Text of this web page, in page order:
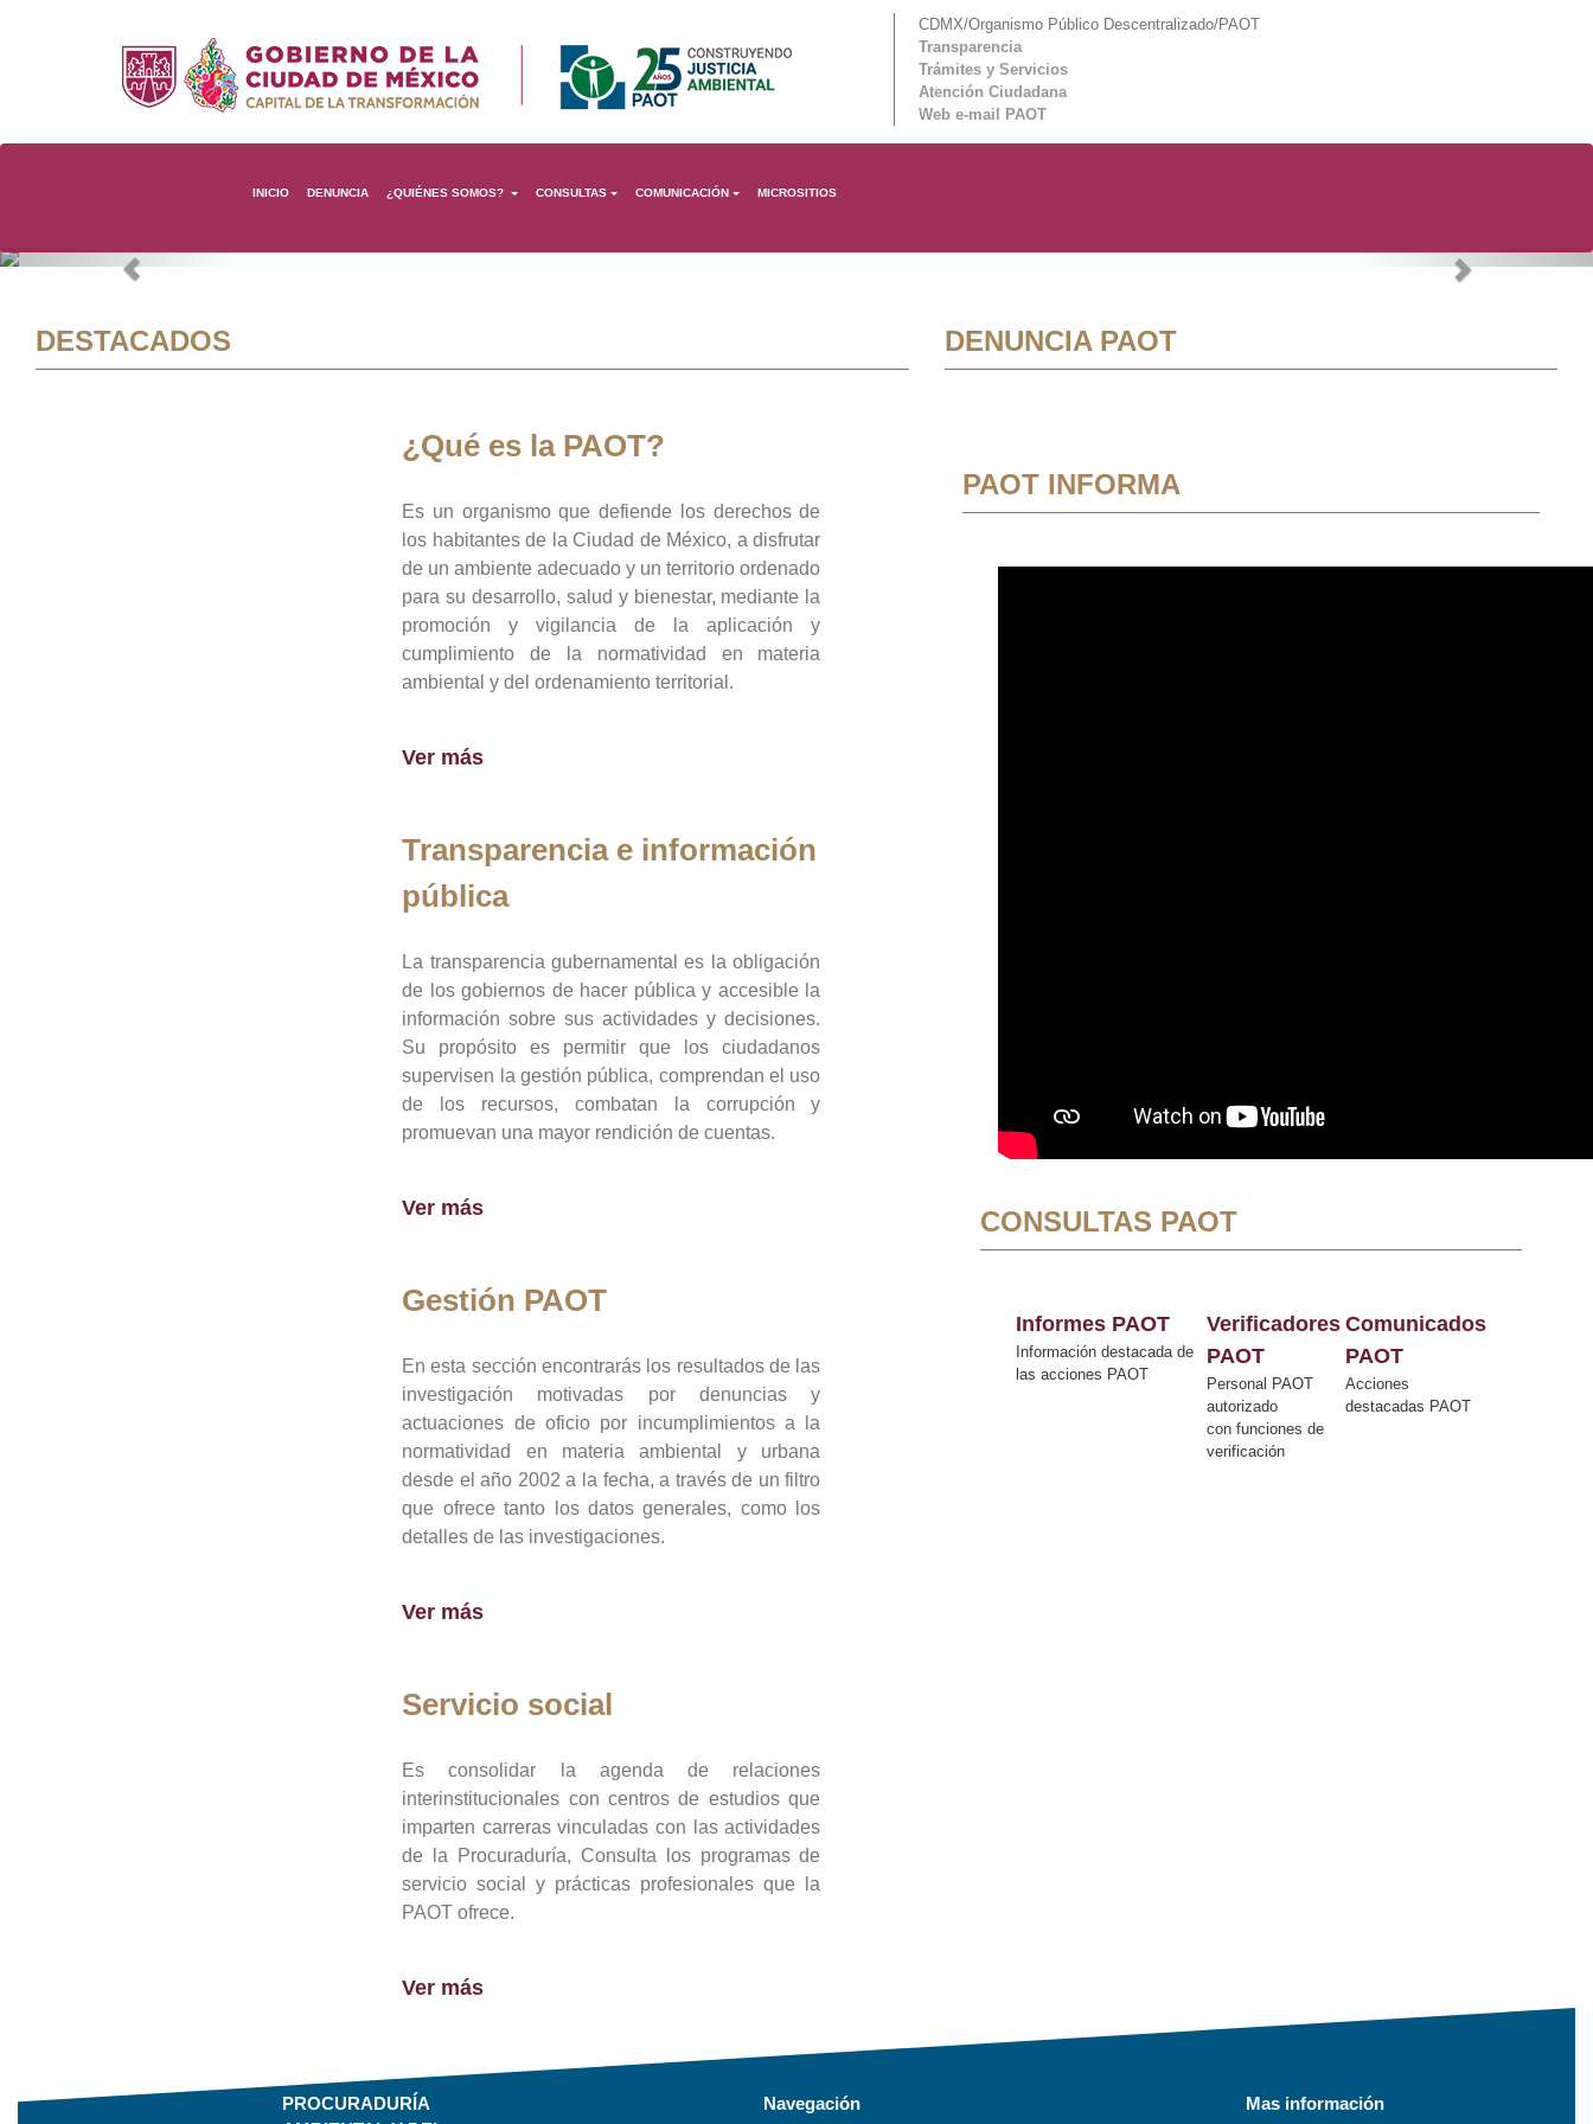
CDMX/Organismo Público Descentralizado/PAOT
Transparencia
Trámites y Servicios
Atención Ciudadana
Web e-mail PAOT
INICIO DENUNCIA ¿QUIÉNES SOMOS? CONSULTAS COMUNICACIÓN MICROSITIOS
Previous Next
DESTACADOS
¿Qué es la PAOT?
Es un organismo que defiende los derechos de
los habitantes de la Ciudad de México, a disfrutar
de un ambiente adecuado y un territorio ordenado
para su desarrollo, salud y bienestar, mediante la
promoción y vigilancia de la aplicación y
cumplimiento de la normatividad en materia
ambiental y del ordenamiento territorial.
Ver más
Transparencia e información
pública
La transparencia gubernamental es la obligación
de los gobiernos de hacer pública y accesible la
información sobre sus actividades y decisiones.
Su propósito es permitir que los ciudadanos
supervisen la gestión pública, comprendan el uso
de los recursos, combatan la corrupción y
promuevan una mayor rendición de cuentas.
Ver más
Gestión PAOT
En esta sección encontrarás los resultados de las
investigación motivadas por denuncias y
actuaciones de oficio por incumplimientos a la
normatividad en materia ambiental y urbana
desde el año 2002 a la fecha, a través de un filtro
que ofrece tanto los datos generales, como los
detalles de las investigaciones.
Ver más
Servicio social
Es consolidar la agenda de relaciones
interinstitucionales con centros de estudios que
imparten carreras vinculadas con las actividades
de la Procuraduría, Consulta los programas de
servicio social y prácticas profesionales que la
PAOT ofrece.
Ver más
DENUNCIA PAOT
PAOT INFORMA
CONSULTAS PAOT
Informes PAOT
Información destacada de
las acciones PAOT
Verificadores
PAOT
Personal PAOT
autorizado
con funciones de
verificación
Comunicados
PAOT
Acciones
destacadas PAOT
PROCURADURÍA
Navegación Mas información